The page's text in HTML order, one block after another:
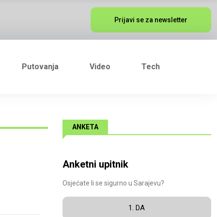
Prijavi se za newsletter
Putovanja Video Tech
ANKETA
Anketni upitnik
Osjećate li se sigurno u Sarajevu?
1. DA